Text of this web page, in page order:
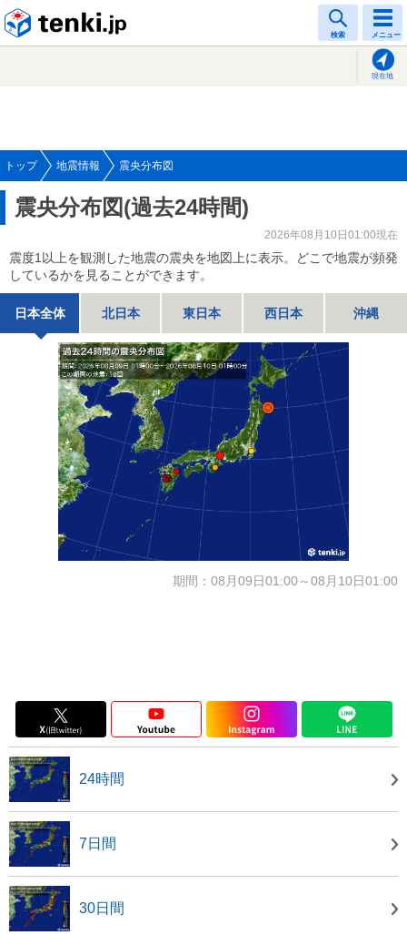
検索 メニュー
現在地
トップ 地震情報 震央分布図
震央分布図(過去24時間)
2026年08月10日01:00現在
震度1以上を観測した地震の震央を地図上に表示。どこで地震が頻発
しているかを見ることができます。
日本全体 北日本 東日本 西日本 沖縄
期間：08月09日01:00～08月10日01:00
24時間
7日間
30日間